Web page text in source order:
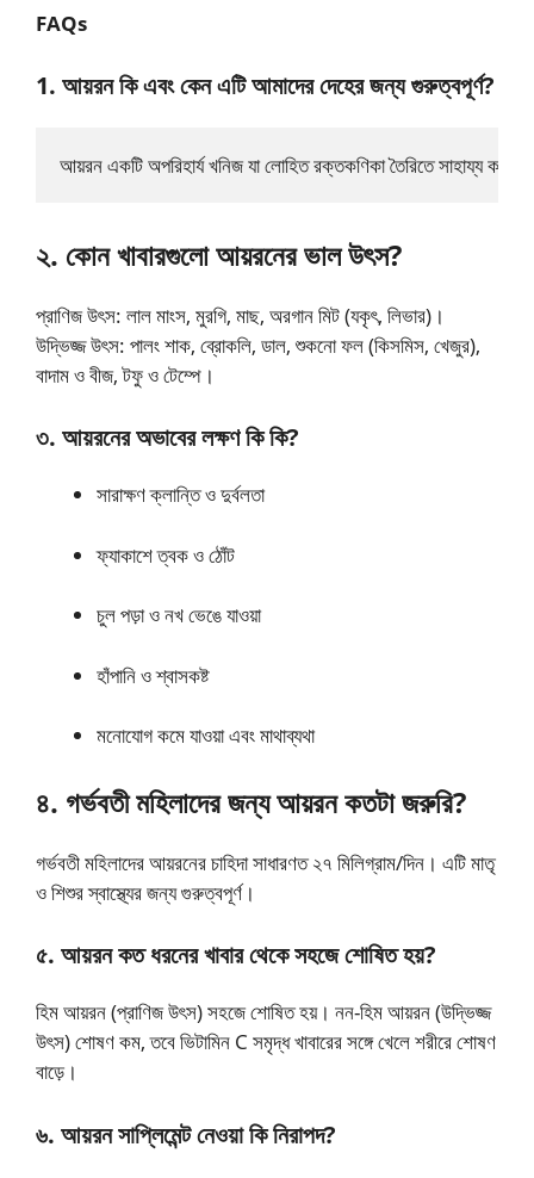
FAQs
1. আয়রন কি এবং কেন এটি আমাদের দেহের জন্য গুরুত্বপূর্ণ?
আয়রন একটি অপরিহার্য খনিজ যা লোহিত রক্তকণিকা তৈরিতে সাহায্য
২. কোন খাবারগুলো আয়রনের ভাল উৎস?
প্রাণিজ উৎস: লাল মাংস, মুরগি, মাছ, অরগান মিট (যকৃৎ, লিভার)।
উদ্ভিজ্জ উৎস: পালং শাক, ব্রোকলি, ডাল, শুকনো ফল (কিসমিস, খেজুর),
বাদাম ও বীজ, টফু ও টেম্পে।
৩. আয়রনের অভাবের লক্ষণ কি কি?
সারাক্ষণ ক্লান্তি ও দুর্বলতা
ফ্যাকাশে ত্বক ও ঠোঁট
চুল পড়া ও নখ ভেঙে যাওয়া
হাঁপানি ও শ্বাসকষ্ট
মনোযোগ কমে যাওয়া এবং মাথাব্যথা
৪. গর্ভবতী মহিলাদের জন্য আয়রন কতটা জরুরি?
গর্ভবতী মহিলাদের আয়রনের চাহিদা সাধারণত ২৭ মিলিগ্রাম/দিন। এটি মাতৃ
ও শিশুর স্বাস্থ্যের জন্য গুরুত্বপূর্ণ।
৫. আয়রন কত ধরনের খাবার থেকে সহজে শোষিত হয়?
হিম আয়রন (প্রাণিজ উৎস) সহজে শোষিত হয়। নন-হিম আয়রন (উদ্ভিজ্জ
উৎস) শোষণ কম, তবে ভিটামিন C সমৃদ্ধ খাবারের সঙ্গে খেলে শরীরে শোষণ
বাড়ে।
৬. আয়রন সাপ্লিমেন্ট নেওয়া কি নিরাপদ?